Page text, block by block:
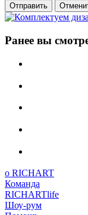
Ранее вы
о RICHART
Команда
RICHARTlife
Шоу-рум